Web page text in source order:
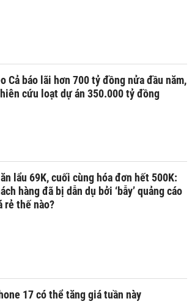
Cả báo lãi hơn 700 tỷ đồng nửa đầu năm,
cứu loạt dự án 350.000 tỷ đồng
lẩu 69K, cuối cùng hóa đơn hết 500K:
hàng đã bị dẫn dụ bởi ‘bẫy’ quảng cáo
rẻ thế nào?
17 có thể tăng giá tuần này